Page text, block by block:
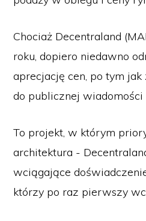
Chociaż Decentraland
roku, dopiero niedawno
aprecjację cen, po tym
do publicznej
To projekt, w którym
architektura -
wciągające
którzy po raz pierwszy